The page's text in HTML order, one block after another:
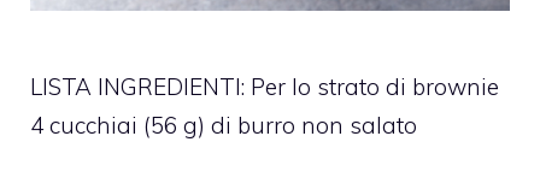
LISTA INGREDIENTI: Per lo strato di brownie
4 cucchiai (56 g) di burro non salato